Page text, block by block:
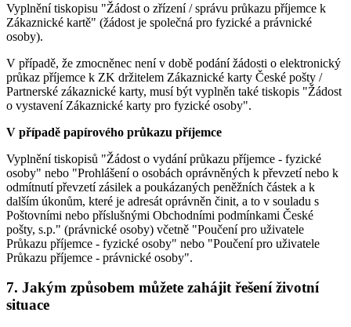
Vyplnění tiskopisu "Žádost o zřízení / správu průkazu příjemce k
Zákaznické kartě" (žádost je společná pro fyzické a právnické
osoby).
V případě, že zmocněnec není v době podání žádosti o elektronický
průkaz příjemce k ZK držitelem Zákaznické karty České pošty /
Partnerské zákaznické karty, musí být vyplněn také tiskopis "Žádost
o vystavení Zákaznické karty pro fyzické osoby".
V případě papírového průkazu příjemce
Vyplnění tiskopisů "Žádost o vydání průkazu příjemce - fyzické
osoby" nebo "Prohlášení o osobách oprávněných k převzetí nebo k
odmítnutí převzetí zásilek a poukázaných peněžních částek a k
dalším úkonům, které je adresát oprávněn činit, a to v souladu s
Poštovními nebo příslušnými Obchodními podmínkami České
pošty, s.p." (právnické osoby) včetně "Poučení pro uživatele
Průkazu příjemce - fyzické osoby" nebo "Poučení pro uživatele
Průkazu příjemce - právnické osoby".
7. Jakým způsobem můžete zahájit řešení životní
situace